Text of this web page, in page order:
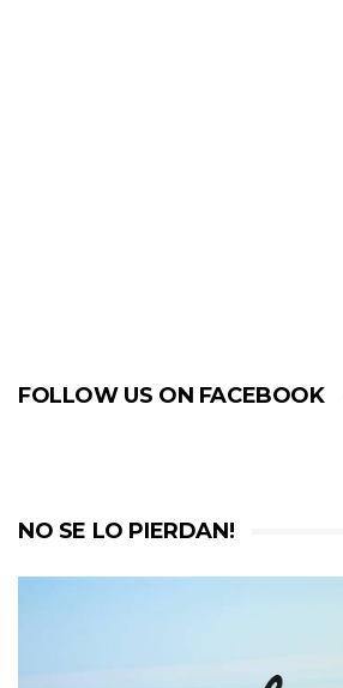
FOLLOW US ON FACEBOOK
NO SE LO PIERDAN!